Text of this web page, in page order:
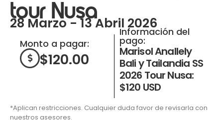
tour Nusa
28 Marzo - 13 Abril 2026
Monto a pagar:
$120.00
Información del
pago:
Marisol Anallely
Bali y Tailandia SS
2026 Tour Nusa:
$120 USD
*Aplican restricciones. Cualquier duda favor de revisarla con
nuestros asesores.